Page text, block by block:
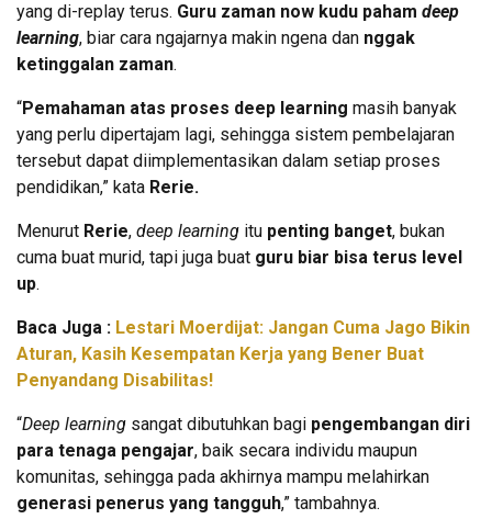
yang di-replay terus. Guru zaman now kudu paham deep
learning, biar cara ngajarnya makin ngena dan nggak
ketinggalan zaman.
“Pemahaman atas proses deep learning masih banyak
yang perlu dipertajam lagi, sehingga sistem pembelajaran
tersebut dapat diimplementasikan dalam setiap proses
pendidikan,” kata Rerie.
Menurut Rerie, deep learning itu penting banget, bukan
cuma buat murid, tapi juga buat guru biar bisa terus level
up.
Baca Juga : Lestari Moerdijat: Jangan Cuma Jago Bikin
Aturan, Kasih Kesempatan Kerja yang Bener Buat
Penyandang Disabilitas!
“Deep learning sangat dibutuhkan bagi pengembangan diri
para tenaga pengajar, baik secara individu maupun
komunitas, sehingga pada akhirnya mampu melahirkan
generasi penerus yang tangguh,” tambahnya.